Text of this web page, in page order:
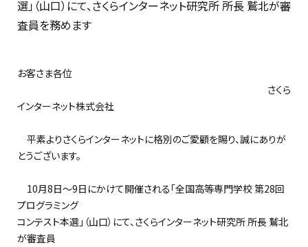
選」（山口）にて、さくらインターネット研究所 所長 鷲北が審
査員を務めます
お客さま各位
さくら
インターネット株式会社
平素よりさくらインターネットに格別のご愛顧を賜り、誠にありが
とうございます。
10月8日～9日にかけて開催される「全国高等専門学校 第28回
プログラミング
コンテスト本選」（山口）にて、さくらインターネット研究所 所長 鷲北
が審査員